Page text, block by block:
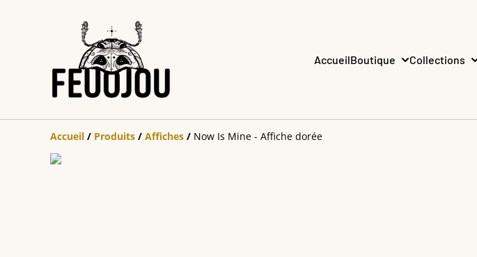
AccueilBoutique Collections
Accueil / Produits / Affiches / Now Is Mine - Affiche dorée